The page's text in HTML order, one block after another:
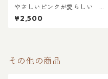
やさしいピンクが愛らしい
上質UVコットンのミニりんご
キーホルダー
¥2,500
その他の商品